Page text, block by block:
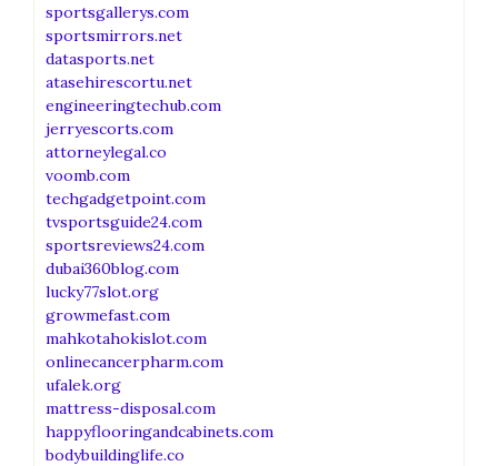
sportsgallerys.com
sportsmirrors.net
datasports.net
atasehirescortu.net
engineeringtechub.com
jerryescorts.com
attorneylegal.co
voomb.com
techgadgetpoint.com
tvsportsguide24.com
sportsreviews24.com
dubai360blog.com
lucky77slot.org
growmefast.com
mahkotahokislot.com
onlinecancerpharm.com
ufalek.org
mattress-disposal.com
happyflooringandcabinets.com
bodybuildinglife.co